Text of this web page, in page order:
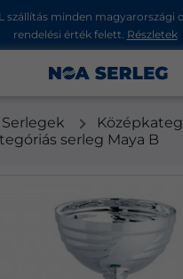
szállítás minden magyarországi
rendelési érték felett. Részletek
Serlegek
serleg Maya B